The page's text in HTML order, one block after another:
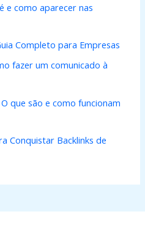
e como aparecer nas
Completo para Empresas
fazer um comunicado à
que são e como funcionam
Conquistar Backlinks de